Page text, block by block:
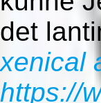
det
xenical
https://